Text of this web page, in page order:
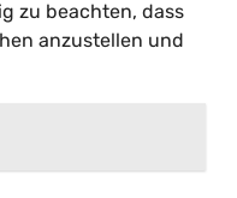
zu beachten, dass
anzustellen und